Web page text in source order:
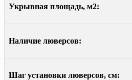
Укрывная площадь, м2:
Наличие люверсов:
Шаг установки люверсов, см: